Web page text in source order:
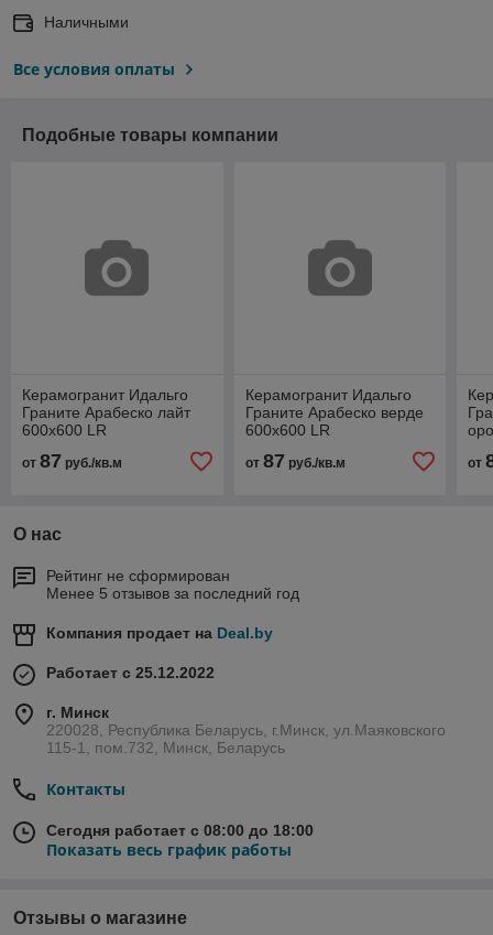
Наличными
Все условия оплаты
Подобные товары компании
Керамогранит Идальго
Граните Арабеско лайт
600х600 LR
от 87 руб./кв.м
Керамогранит Идальго
Граните Арабеско верде
600х600 LR
от 87 руб./кв.м от
О нас
Рейтинг не сформирован
Менее 5 отзывов за последний год
Компания продает на Deal.by
Работает с 25.12.2022
г. Минск
220028, Республика Беларусь, г.Минск, ул.Маяковского
115-1, пом.732, Минск, Беларусь
Контакты
Сегодня работает с 08:00 до 18:00
Показать весь график работы
Отзывы о магазине